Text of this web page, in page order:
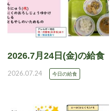
2026.7月24日(金)の給食
2026.07.24 今日の給食